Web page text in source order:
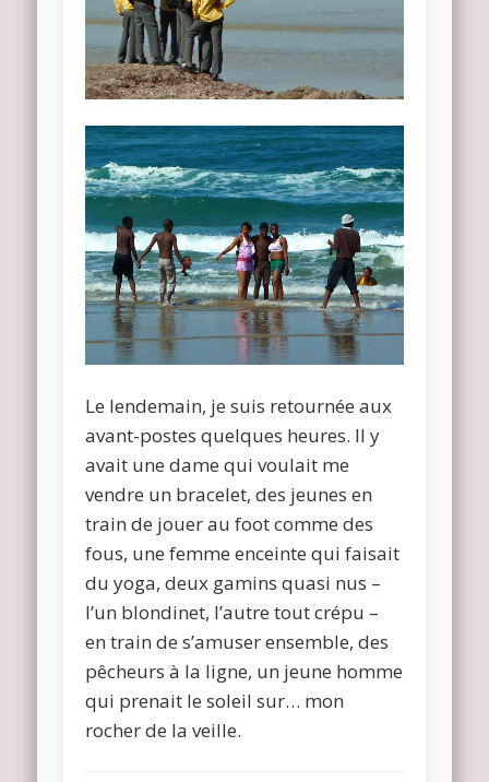
Le lendemain, je suis retournée aux
avant-postes quelques heures. Il y
avait une dame qui voulait me
vendre un bracelet, des jeunes en
train de jouer au foot comme des
fous, une femme enceinte qui faisait
du yoga, deux gamins quasi nus –
l’un blondinet, l’autre tout crépu –
en train de s’amuser ensemble, des
pêcheurs à la ligne, un jeune homme
qui prenait le soleil sur… mon
rocher de la veille.